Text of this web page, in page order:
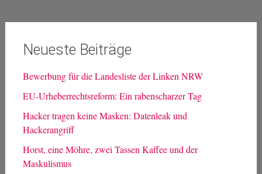
Neueste Beiträge
Bewerbung für die Landesliste der Linken NRW
EU-Urheberrechtsreform: Ein rabenscharzer Tag
Hacker tragen keine Masken: Datenleak und
Hackerangriff
Horst, eine Möhre, zwei Tassen Kaffee und der
Maskulismus